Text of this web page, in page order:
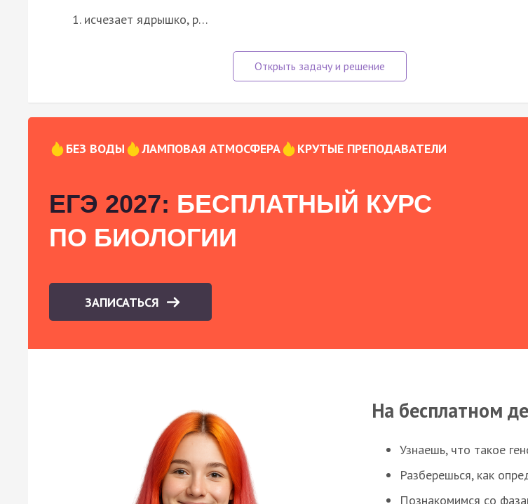
исчезает ядрышко, р…
БЕЗ ВОДЫ ЛАМПОВАЯ АТМОСФЕРА КРУТЫЕ ПРЕПОДАВАТЕЛИ
ЕГЭ 2027: БЕСПЛАТНЫЙ КУРС
ПО БИОЛОГИИ
ЗАПИСАТЬСЯ
На бесплатном
Узнаешь, что такое
Разберешься, как
Познакомимся со